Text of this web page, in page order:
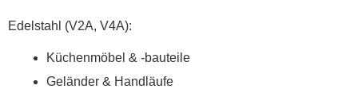
Edelstahl (V2A, V4A):
Küchenmöbel & -bauteile
Geländer & Handläufe